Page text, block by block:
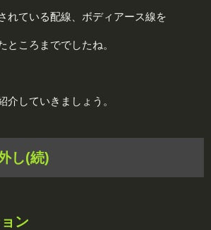
れている配線、ボディアース線を
ところまででしたね。
介していきましょう。
し(続)
ン